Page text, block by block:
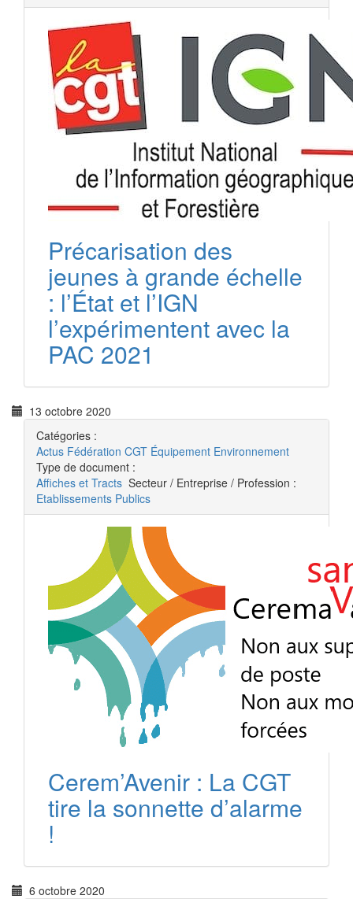
Précarisation des
jeunes à grande échelle
: l’État et l’IGN
l’expérimentent avec la
PAC 2021
13 octobre 2020
Catégories :
Actus Fédération CGT Équipement Environnement
Type de document :
Affiches et Tracts Secteur / Entreprise / Profession :
Etablissements Publics
Cerem’Avenir : La CGT
tire la sonnette d’alarme
!
6 octobre 2020